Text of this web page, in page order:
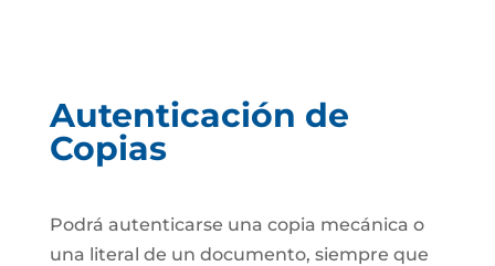
Autenticación de
Copias
Podrá autenticarse una copia mecánica o
una literal de un documento, siempre que